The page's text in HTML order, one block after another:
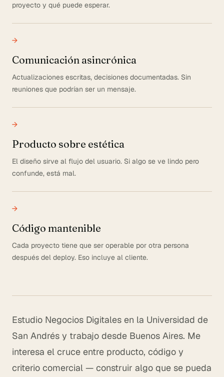
proyecto y qué puede esperar.
→
Comunicación asincrónica
Actualizaciones escritas, decisiones documentadas. Sin
reuniones que podrían ser un mensaje.
→
Producto sobre estética
El diseño sirve al flujo del usuario. Si algo se ve lindo pero
confunde, está mal.
→
Código mantenible
Cada proyecto tiene que ser operable por otra persona
después del deploy. Eso incluye al cliente.
Estudio Negocios Digitales en la Universidad de
San Andrés y trabajo desde Buenos Aires. Me
interesa el cruce entre producto, código y
criterio comercial — construir algo que se pueda